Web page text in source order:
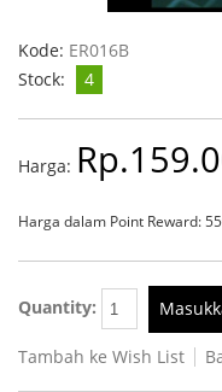
Kode: ER016B
Stock:
4
Harga:
Harga dalam Point Reward:
Quantity:
Tambah ke Wish List